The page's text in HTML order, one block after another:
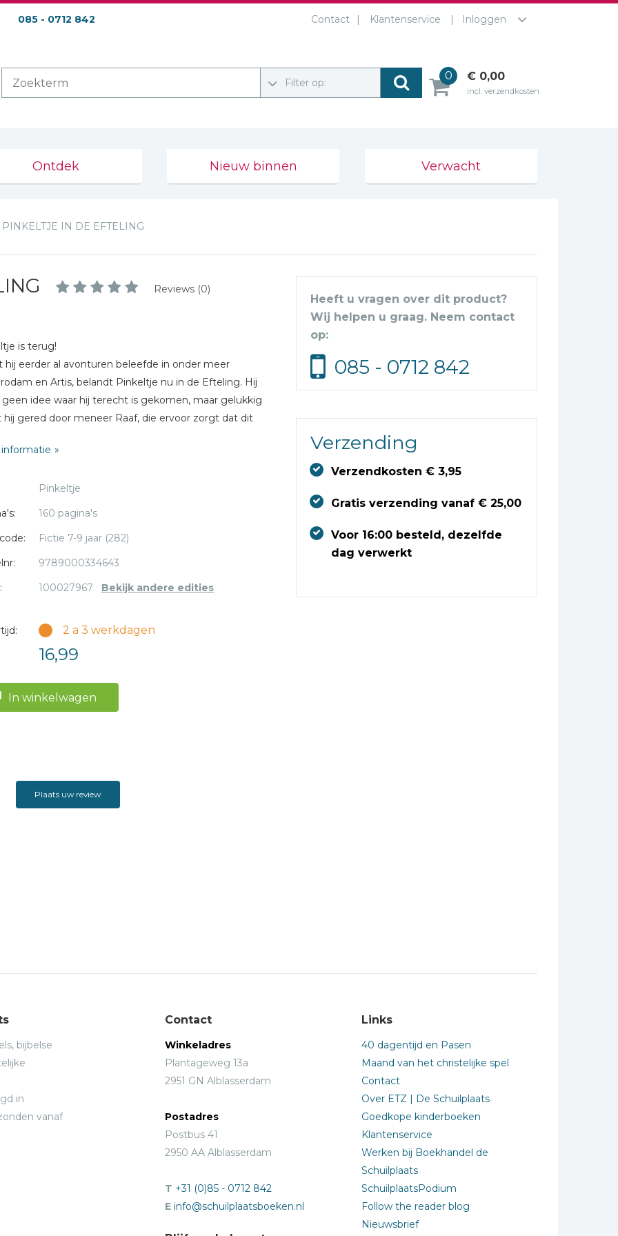
085 - 0712 842 Contact Klantenservice Inloggen
Filter op:
0 € 0,00
incl. verzendkosten
Ontdek Nieuw binnen Verwacht
PINKELTJE IN DE EFTELING
Reviews (0)
is terug!
hij eerder al avonturen beleefde in onder meer
en Artis, belandt Pinkeltje nu in de Efteling. Hij
idee waar hij terecht is gekomen, maar gelukkig
hij gered door meneer Raaf, die ervoor zorgt dat dit
als een indringer, maar Pinkeltje is zich van geen
is enorm en er is zo veel te zien!
Pinkeltje
160 pagina's
Fictie 7-9 jaar (282)
9789000334643
100027967 Bekijk andere edities
2 a 3 werkdagen
16,99
In winkelwagen
Heeft u vragen over dit product?
Wij helpen u graag. Neem contact
op:
085 - 0712 842
Verzending
Verzendkosten € 3,95
Gratis verzending vanaf € 25,00
Voor 16:00 besteld, dezelfde
dag verwerkt
Plaats uw review
bijbelse
in
vanaf
Contact
Winkeladres
Plantageweg 13a
2951 GN Alblasserdam
Postadres
Postbus 41
2950 AA Alblasserdam
T +31 (0)85 - 0712 842
E info@schuilplaatsboeken.nl
Links
40 dagentijd en Pasen
Maand van het christelijke spel
Contact
Over ETZ | De Schuilplaats
Goedkope kinderboeken
Klantenservice
Werken bij Boekhandel de
Schuilplaats
SchuilplaatsPodium
Follow the reader blog
Nieuwsbrief